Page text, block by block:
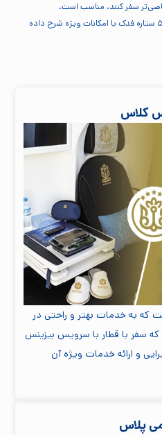
سفر کنند، مناسب است.
در ادامه انواع کلاس‌های ویژه قطارهای ۵ ستاره فدک با امکانات ویژه شرح داده
کلاس
که به خدمات بهتر و راحتی در
سفر با قطار با سرویس بیزینس
و ارائه خدمات ویژه آن
پلاس